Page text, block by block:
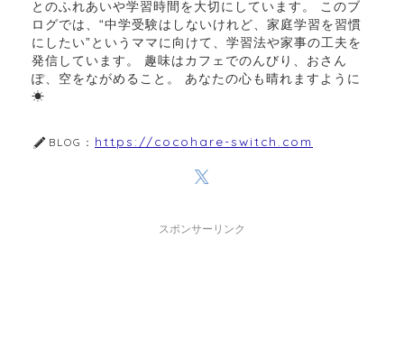
とのふれあいや学習時間を大切にしています。 このブ
ログでは、“中学受験はしないけれど、家庭学習を習慣
にしたい”というママに向けて、学習法や家事の工夫を
発信しています。 趣味はカフェでのんびり、おさん
ぽ、空をながめること。 あなたの心も晴れますように
☀︎
BLOG： https://cocohare-switch.com
スポンサーリンク